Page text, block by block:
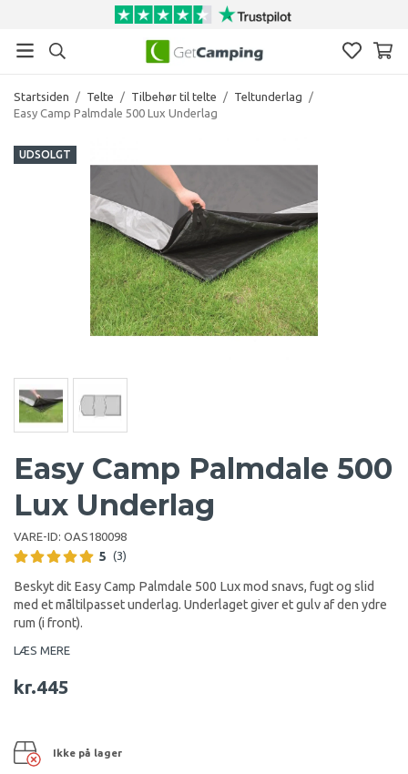
Startsiden / Telte / Tilbehør til telte / Teltunderlag
/
Easy Camp Palmdale 500 Lux Underlag
UDSOLGT
Easy Camp Palmdale 500
Lux Underlag
VARE-ID: OAS180098
5 (3)
Beskyt dit Easy Camp Palmdale 500 Lux mod snavs, fugt og slid
med et måltilpasset underlag. Underlaget giver et gulv af den ydre
rum (i front).
LÆS MERE
kr.445
Ikke på lager